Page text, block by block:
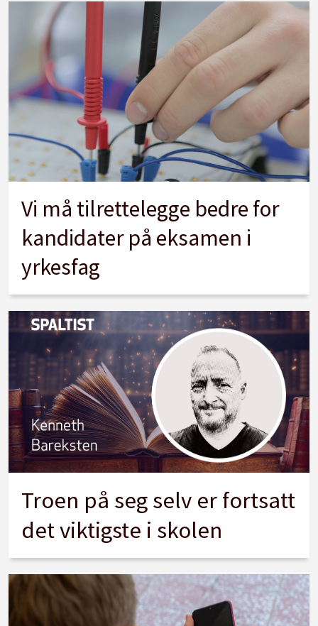
Vi må tilrettelegge bedre for
kandidater på eksamen i
yrkesfag
Troen på seg selv er fortsatt
det viktigste i skolen